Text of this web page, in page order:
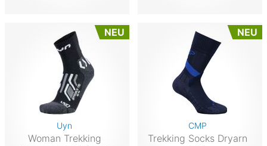
NEU
Uyn
Woman Trekking
NEU
CMP
Trekking Socks Dryarn